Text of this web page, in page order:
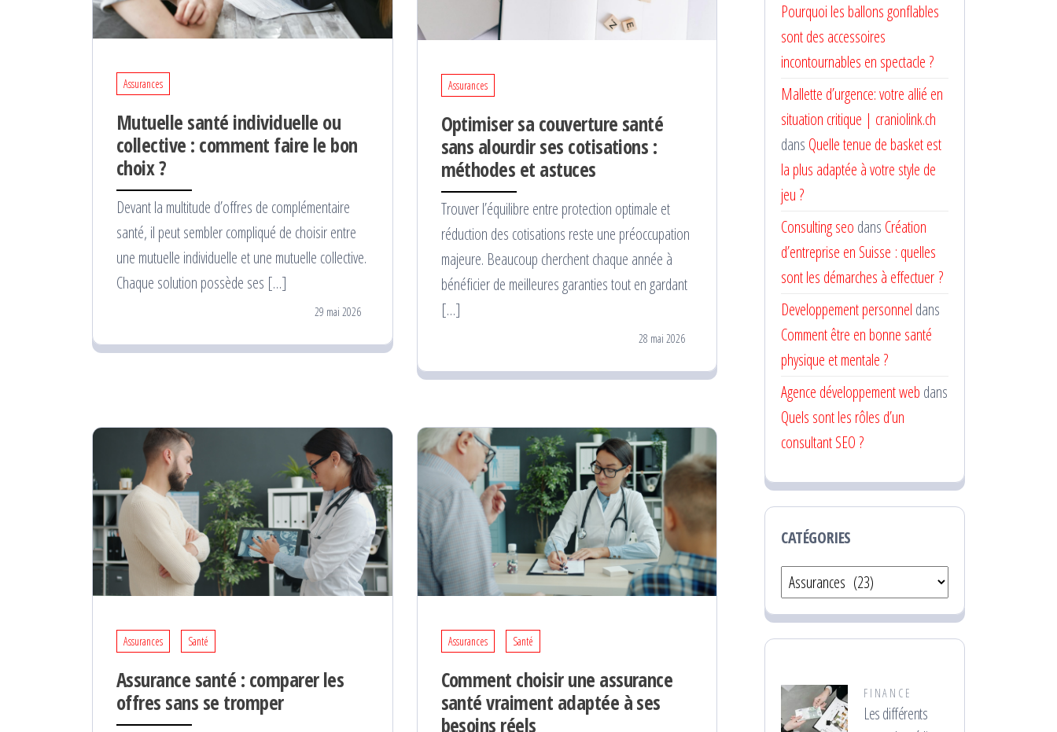
Assurances
Mutuelle santé individuelle ou
collective : comment faire le bon
choix ?
Devant la multitude d’offres de complémentaire
santé, il peut sembler compliqué de choisir entre
une mutuelle individuelle et une mutuelle collective.
Chaque solution possède ses […]
29 mai 2026
Assurances
Optimiser sa couverture santé
sans alourdir ses cotisations :
méthodes et astuces
Trouver l’équilibre entre protection optimale et
réduction des cotisations reste une préoccupation
majeure. Beaucoup cherchent chaque année à
bénéficier de meilleures garanties tout en gardant
[…]
28 mai 2026
Assurances Santé
Assurance santé : comparer les
offres sans se tromper
Assurances Santé
Comment choisir une assurance
santé vraiment adaptée à ses
besoins réels
Pourquoi les ballons gonflables
sont des accessoires
incontournables en spectacle ?
Mallette d’urgence: votre allié en
situation critique | craniolink.ch
dans Quelle tenue de basket est
la plus adaptée à votre style de
jeu ?
Consulting seo dans Création
d’entreprise en Suisse : quelles
sont les démarches à effectuer ?
Developpement personnel dans
Comment être en bonne santé
physique et mentale ?
Agence développement web dans
Quels sont les rôles d’un
consultant SEO ?
CATÉGORIES
Catégories
FINANCE
Les différents